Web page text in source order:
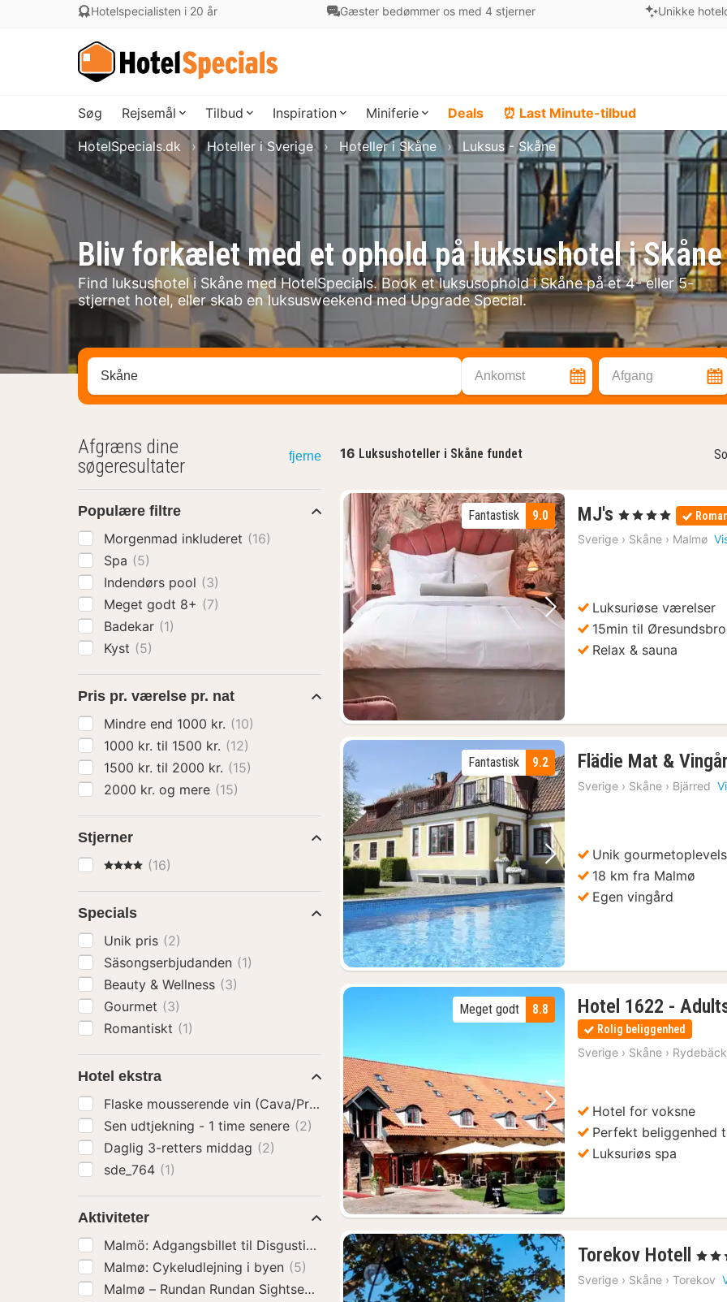
Hotelspecialisten i 20 år Gæster bedømmer os med 4 stjerner Unikke
Søg Rejsemål Tilbud Inspiration Miniferie Deals ⏰ Last Minute-tilbud
Bliv forkælet med et ophold på luksushotel i Skåne
Find luksushotel i Skåne med HotelSpecials. Book et luksusophold i Skåne på et 4- eller 5-
stjernet hotel, eller skab en luksusweekend med Upgrade Special.
HotelSpecials.dk Hoteller i Sverige Hoteller i Skåne Luksus - Skåne
Søg efter destination ... Ankomst Afgang
16 Luksushoteller i Skåne fundet
Næste billede
9.0
Fantastisk MJ's 1
nat
fra
, 4 Stjerner
Sverige › Skåne › Malmø
Luksuriøse værelser
15min til
Relax & sauna
Forrige billede Næste billede
9.2
Fantastisk Flädie Mat &
Sverige › Skåne › Bjärred
Unik
18 km fra Malmø
Egen vingård
Forrige billede Næste billede
8.8
Meget godt Hotel 1622 -
Rolig beliggenhed
Sverige › Skåne › Rydebäck
Hotel for voksne
Perfekt beliggenhed
Luksuriøs spa
Torekov Hotell
1
nat
fra
, 4
Sverige › Skåne › Torekov
Afgræns dine
søgeresultater
fjerne
Populære filtre
Morgenmad inkluderet (16)
Spa (5)
Indendørs pool (3)
Meget godt 8+ (7)
Badekar (1)
Kyst (5)
Pris pr. værelse pr. nat
Mindre end 1000 kr. (10)
1000 kr. til 1500 kr. (12)
1500 kr. til 2000 kr. (15)
2000 kr. og mere (15)
Stjerner
4 Stjerner
(16)
Specials
Unik pris (2)
Säsongserbjudanden (1)
Beauty & Wellness (3)
Gourmet (3)
Romantiskt (1)
Hotel ekstra
Flaske mousserende vin (Cava/Prosecco)(2)
Sen udtjekning - 1 time senere (2)
Daglig 3-retters middag (2)
sde_764 (1)
Aktiviteter
Malmö: Adgangsbillet til Disgusting Food Museum(5)
Malmø: Cykeludlejning i byen (5)
Malmø – Rundan Rundan Sightseeing bådtur(5)